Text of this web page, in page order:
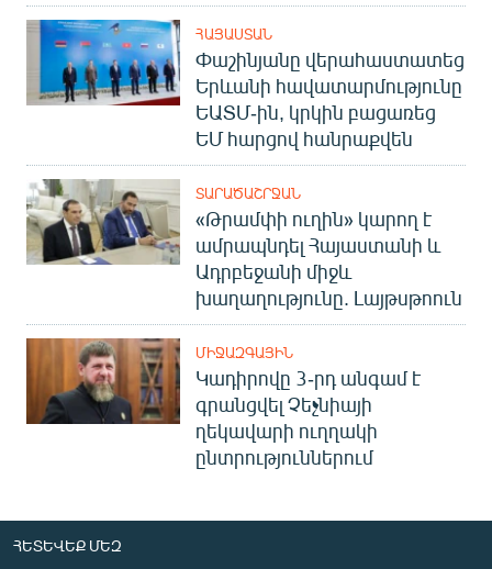
ՀԱՅԱՍՏԱՆ
Փաշինյանը վերահաստատեց
Երևանի հավատարմությունը
ԵԱՏՄ-ին, կրկին բացառեց
ԵՄ հարցով հանրաքվեն
ՏԱՐԱԾԱՇՐՋԱՆ
«Թրամփի ուղին» կարող է
ամրապնդել Հայաստանի և
Ադրբեջանի միջև
խաղաղությունը. Լայթսթոուն
ՄԻՋԱԶԳԱՅԻՆ
Կադիրովը 3-րդ անգամ է
գրանցվել Չեչնիայի
ղեկավարի ուղղակի
ընտրություններում
ՀԵՏԵՎԵՔ ՄԵԶ